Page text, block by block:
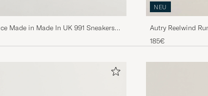
Made in Made In UK 991 Sneakers
NEU
Autry Reelwind
185€